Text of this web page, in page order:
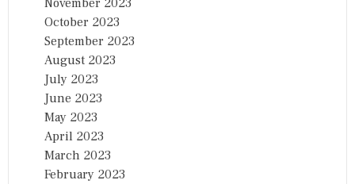
October 2023
September 2023
August 2023
July 2023
June 2023
May 2023
April 2023
March 2023
February 2023